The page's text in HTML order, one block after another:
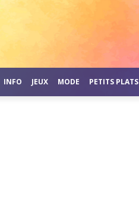
INFO JEUX MODE PETITS PLATS